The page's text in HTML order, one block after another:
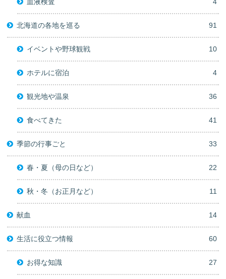
北海道の各地を巡る 91
イベントや野球観戦 10
ホテルに宿泊 4
観光地や温泉 36
食べてきた 41
季節の行事ごと 33
春・夏（母の日など） 22
秋・冬（お正月など） 11
献血 14
生活に役立つ情報 60
お得な知識 27